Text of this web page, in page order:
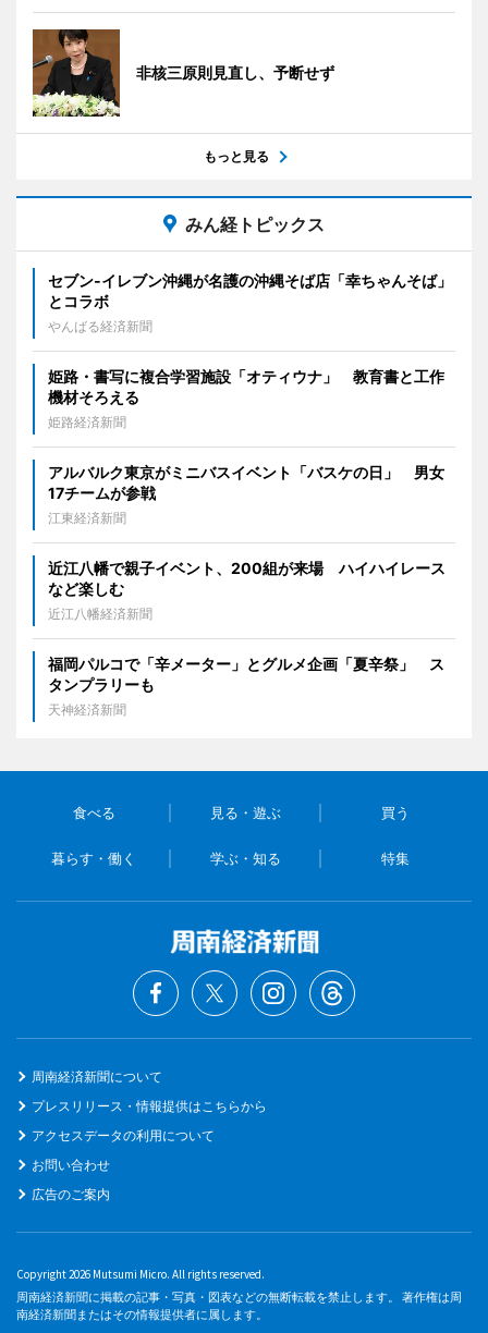
非核三原則見直し、予断せず
もっと見る
みん経トピックス
セブン‐イレブン沖縄が名護の沖縄そば店「幸ちゃんそば」
とコラボ
やんばる経済新聞
姫路・書写に複合学習施設「オティウナ」 教育書と工作
機材そろえる
姫路経済新聞
アルバルク東京がミニバスイベント「バスケの日」 男女
17チームが参戦
江東経済新聞
近江八幡で親子イベント、200組が来場 ハイハイレース
など楽しむ
近江八幡経済新聞
福岡パルコで「辛メーター」とグルメ企画「夏辛祭」 ス
タンプラリーも
天神経済新聞
食べる 見る・遊ぶ 買う
暮らす・働く 学ぶ・知る 特集
周南経済新聞について
プレスリリース・情報提供はこちらから
アクセスデータの利用について
お問い合わせ
広告のご案内
Copyright 2026 Mutsumi Micro. All rights reserved.
周南経済新聞に掲載の記事・写真・図表などの無断転載を禁止します。 著作権は周
南経済新聞またはその情報提供者に属します。